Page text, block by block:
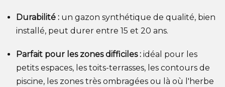
Durabilité : un gazon synthétique de qualité, bien
installé, peut durer entre 15 et 20 ans.
Parfait pour les zones difficiles : idéal pour les
petits espaces, les toits-terrasses, les contours de
piscine, les zones très ombragées ou là où l'herbe